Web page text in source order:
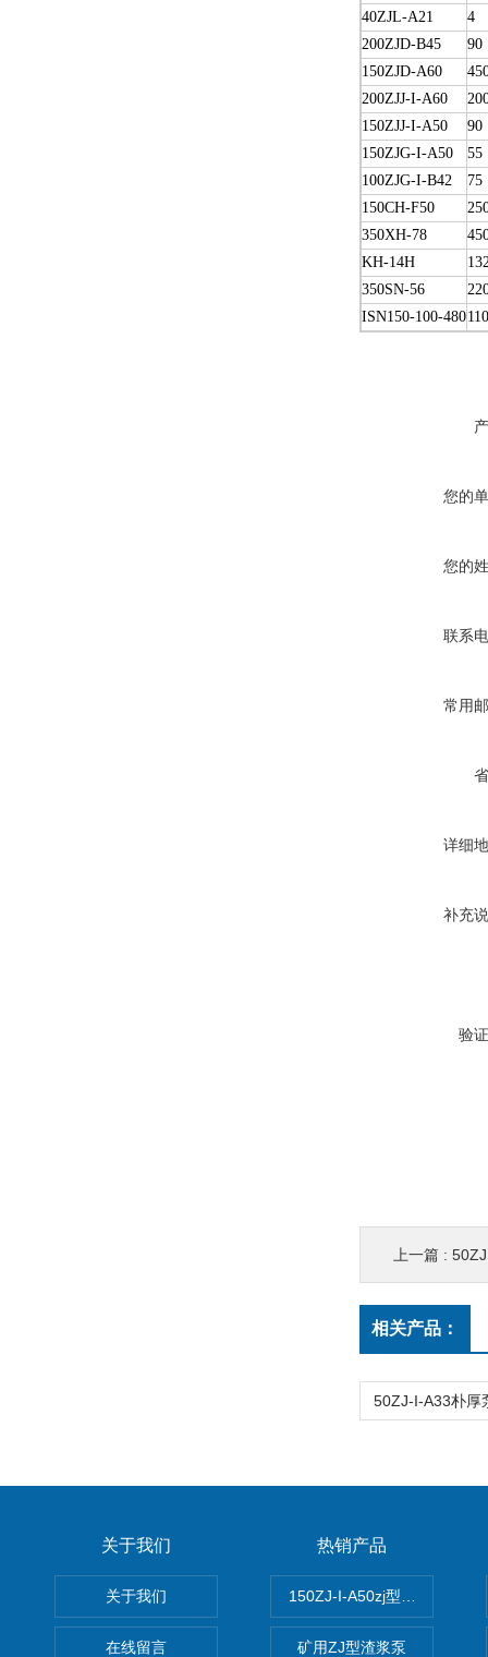
40ZJL-A21
4
200ZJD-B45
90
150ZJD-A60
200ZJJ-I-A60
150ZJJ-I-A50
90
150ZJG-I-A50
55
100ZJG-I-B42
75
150CH-F50
350XH-78
KH-14H
350SN-56
ISN150-100-480110
您的
您的
联系
常用
详细
补充
验
上一篇 :
相关产品：
关于我们
关于我们
在线留言
热销产品
150ZJ-I-A50zj型渣浆泵
矿用ZJ型渣浆泵